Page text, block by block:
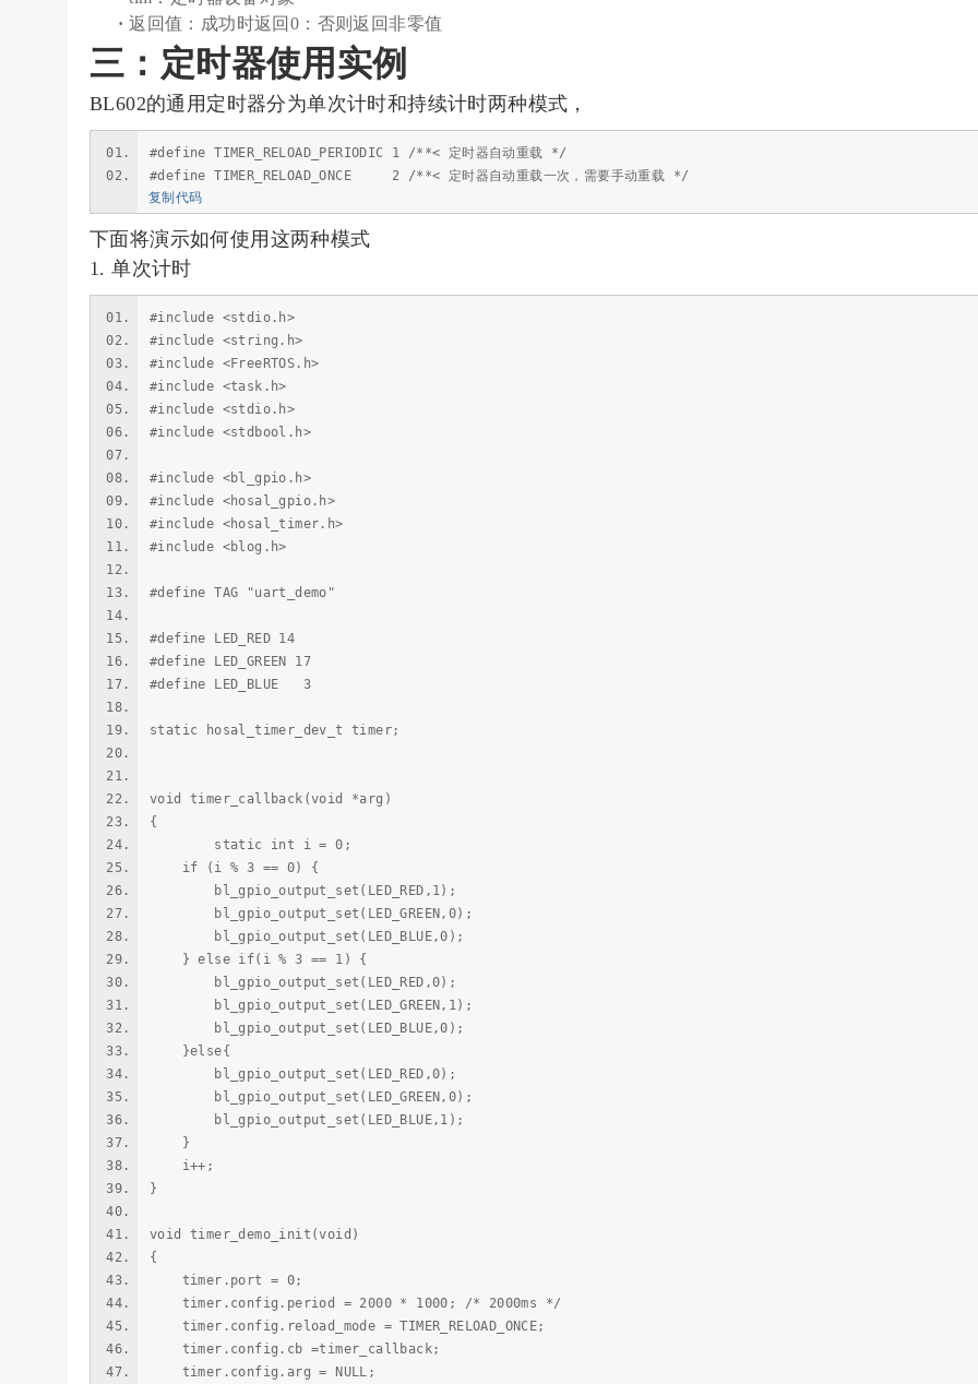
·返回值：成功时返回0：否则返回非零值
三：定时器使用实例
BL602的通用定时器分为单次计时和持续计时两种模式，
#define TIMER_RELOAD_PERIODIC 1 /**< 定时器自动重载 */
#define TIMER_RELOAD_ONCE 2 /**< 定时器自动重载一次，需要手动重载 */
复制代码
下面将演示如何使用这两种模式
1. 单次计时
#include <stdio.h>
#include <string.h>
#include <FreeRTOS.h>
#include <task.h>
#include <stdio.h>
#include <stdbool.h>
#include <bl_gpio.h>
#include <hosal_gpio.h>
#include <hosal_timer.h>
#include <blog.h>
#define TAG "uart_demo"
#define LED_RED 14
#define LED_GREEN 17
#define LED_BLUE 3
static hosal_timer_dev_t timer;
void timer_callback(void *arg)
{
static int i = 0;
if (i % 3 == 0) {
bl_gpio_output_set(LED_RED,1);
bl_gpio_output_set(LED_GREEN,0);
bl_gpio_output_set(LED_BLUE,0);
} else if(i % 3 == 1) {
bl_gpio_output_set(LED_RED,0);
bl_gpio_output_set(LED_GREEN,1);
bl_gpio_output_set(LED_BLUE,0);
}else{
bl_gpio_output_set(LED_RED,0);
bl_gpio_output_set(LED_GREEN,0);
bl_gpio_output_set(LED_BLUE,1);
}
i++;
}
void timer_demo_init(void)
{
timer.port = 0;
timer.config.period = 2000 * 1000; /* 2000ms */
timer.config.reload_mode = TIMER_RELOAD_ONCE;
timer.config.cb =timer_callback;
timer.config.arg = NULL;